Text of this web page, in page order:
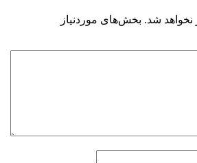
نخواهد شد. بخش‌های موردنیاز